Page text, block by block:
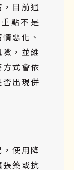
目前通
點不是
惡化、
，並維
式會依
出現併
使用降
藥或抗